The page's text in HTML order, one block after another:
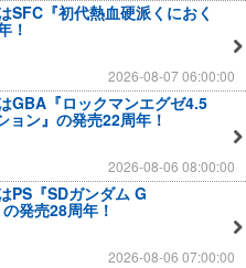
SFC『初代熱血硬派くにおく
！
2026-08-07 06:00:00
GBA『ロックマンエグゼ4.5
ョン』の発売22周年！
2026-08-06 08:00:00
PS『SDガンダム G
発売28周年！
2026-08-06 07:00:00